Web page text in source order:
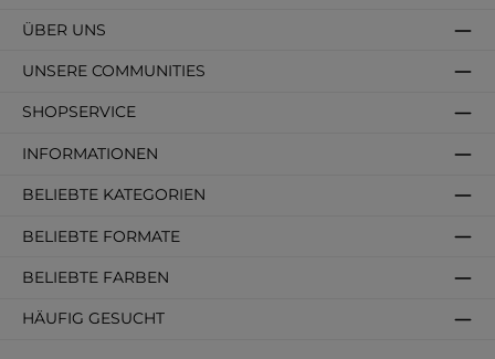
SHOPSERVICE
INFORMATIONEN
BELIEBTE KATEGORIEN
BELIEBTE FORMATE
BELIEBTE FARBEN
HÄUFIG GESUCHT
ÜBER UNS
UNSERE COMMUNITIES